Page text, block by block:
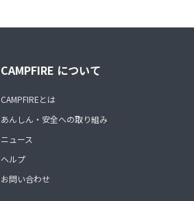
CAMPFIRE について
CAMPFIREとは
あんしん・安全への取り組み
ニュース
ヘルプ
お問い合わせ